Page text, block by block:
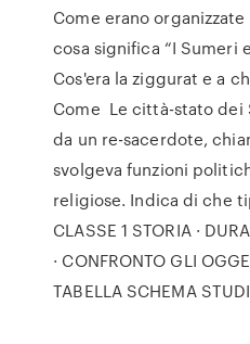
Come erano
cosa significa “I Sumeri
Cos'era la ziggurat e a
Come Le città-stato dei
da un re-sacerdote,
svolgeva funzioni
religiose. Indica di che
CLASSE 1 STORIA ·
· CONFRONTO GLI
TABELLA SCHEMA